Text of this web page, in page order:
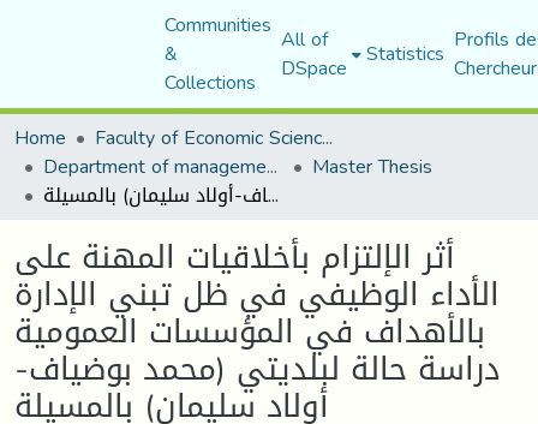
Communities
&
Collections
All of
DSpace Statistics Profils
Home
Faculty of Economic Sciences, Commerce and Management Sciences
Department of management sciences Master Thesis
أثر الإلتزام بأخلاقيات المهنة على الأداء الوظيفي في ظل تبني الإدارة بالأهداف في المؤسسات العمومية دراسة حالة لبلديتي (محمد بوضياف-أولاد سليمان) بالمسيلة
أثر الإلتزام بأخلاقيات المهنة على
الأداء الوظيفي في ظل تبني الإدارة
بالأهداف في المؤسسات العمومية
دراسة حالة لبلديتي (محمد بوضياف-
أولاد سليمان) بالمسيلة